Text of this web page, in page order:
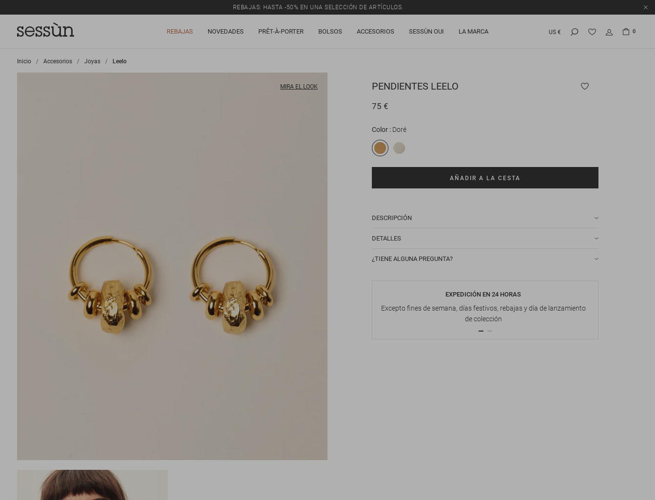
REBAJAS: HASTA -50% EN UNA SELECCIÓN DE ARTÍCULOS.
REBAJAS NOVEDADES PRÊT-À-PORTER BOLSOS ACCESORIOS SESSÙN OUI LA MARCA US € 0
Inicio >
Accesorios >
Joyas >
Leelo
MIRA EL LOOK PENDIENTES LEELO
75 €
Color Doré
AÑADIR A LA CESTA
DESCRIPCIÓN
DETALLES
¿TIENE ALGUNA PREGUNTA?
EXPEDICIÓN EN 24 HORAS
Excepto fines de semana, días festivos, rebajas y día de lanzamiento
de colección